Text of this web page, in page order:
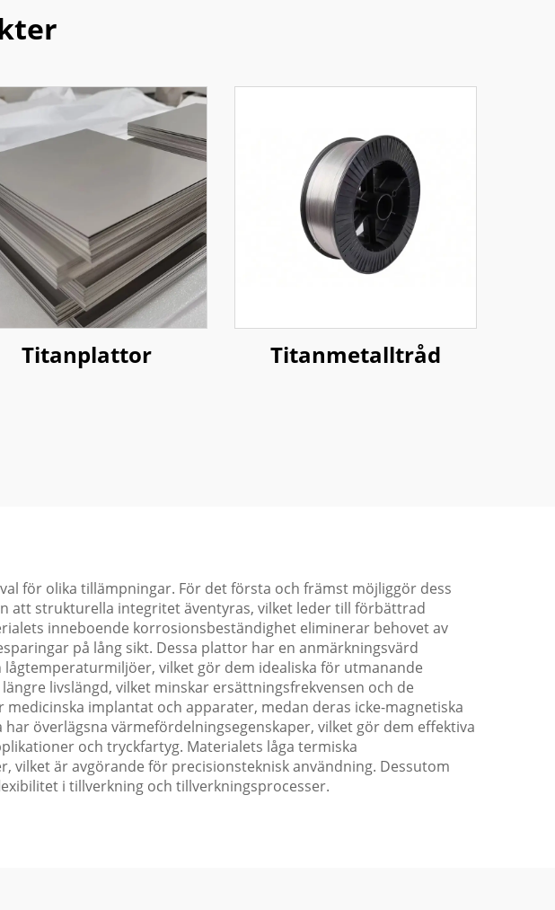
Titanplattor Titanmetalltråd
för olika tillämpningar. För det första och främst möjliggör dess
att strukturella integritet äventyras, vilket leder till förbättrad
inneboende korrosionsbeständighet eliminerar behovet av
på lång sikt. Dessa plattor har en anmärkningsvärd
vilket gör dem idealiska för utmanande
livslängd, vilket minskar ersättningsfrekvensen och de
implantat och apparater, medan deras icke-magnetiska
överlägsna värmefördelningsegenskaper, vilket gör dem effektiva
och tryckfartyg. Materialets låga termiska
är avgörande för precisionsteknisk användning. Dessutom
i tillverkning och tillverkningsprocesser.